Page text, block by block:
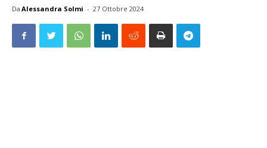
Da Alessandra Solmi - 27 Ottobre 2024